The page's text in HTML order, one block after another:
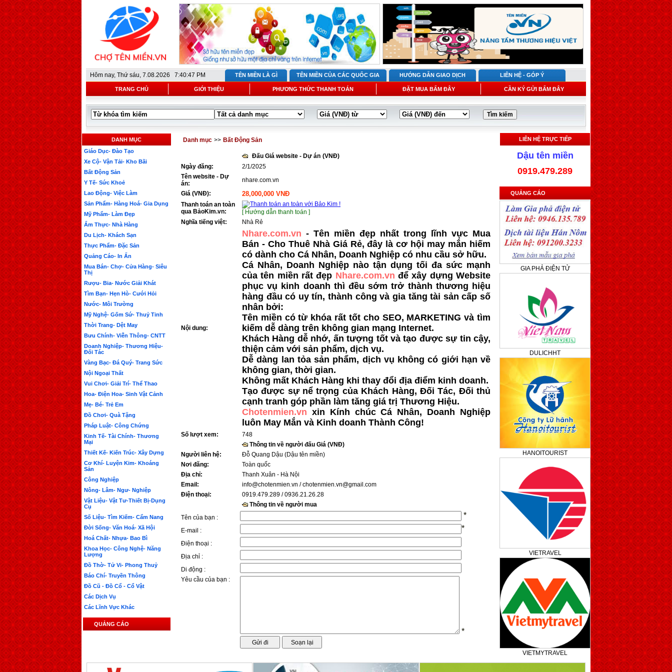
Hôm nay, Thứ sáu, 7.08.2026 7:40:47 PM TÊN MIỀN LÀ GÌ TÊN MIỀN CỦA CÁC QUỐC GIA HƯỚNG DẪN GIAO DỊCH LIÊN HỆ - GÓP Ý
TRANG CHỦ GIỚI THIỆU PHƯƠNG THỨC THANH TOÁN ĐẶT MUA BẤM ĐÂY CẦN KÝ GỬI BẤM ĐÂY
DANH MỤC
Giáo Dục- Đào Tạo
Xe Cộ- Vận Tải- Kho Bãi
Bất Động Sản
Y Tế- Sức Khoẻ
Lao Động- Việc Làm
Sản Phẩm- Hàng Hoá- Gia Dụng
Mỹ Phẩm- Làm Đẹp
Ẩm Thực- Nhà Hàng
Du Lịch- Khách Sạn
Thực Phẩm- Đặc Sản
Quảng Cáo- In Ấn
Mua Bán- Chợ- Cửa Hàng- Siêu
Thị
Rượu- Bia- Nước Giải Khát
Tìm Bạn- Hẹn Hò- Cưới Hỏi
Nước- Môi Trường
Mỹ Nghệ- Gốm Sứ- Thuỷ Tinh
Thời Trang- Dệt May
Bưu Chính- Viễn Thông- CNTT
Doanh Nghiệp- Thương Hiệu-
Đối Tác
Vàng Bạc- Đá Quý- Trang Sức
Nội Ngoại Thất
Vui Chơi- Giải Trí- Thể Thao
Hoa- Điện Hoa- Sinh Vật Cảnh
Mẹ- Bé- Trẻ Em
Đồ Chơi- Quà Tặng
Pháp Luật- Công Chứng
Kinh Tế- Tài Chính- Thương
Mại
Thiết Kế- Kiến Trúc- Xây Dựng
Cơ Khí- Luyện Kim- Khoáng
Sản
Công Nghiệp
Nông- Lâm- Ngư- Nghiệp
Vật Liệu- Vật Tư-Thiết Bị-Dụng
Cụ
Số Liệu- Tìm Kiếm- Cẩm Nang
Đời Sống- Văn Hoá- Xã Hội
Hoá Chất- Nhựa- Bao Bì
Khoa Học- Công Nghệ- Năng
Lượng
Đồ Thờ- Tử Vi- Phong Thuỷ
Báo Chí- Truyền Thông
Đồ Cũ - Đồ Cổ - Cổ Vật
Các Dịch Vụ
Các Lĩnh Vực Khác
QUẢNG CÁO
Danh mục >> Bất Động Sản
Đấu Giá website - Dự án (VNĐ)
Ngày đăng:
2/1/2025
Tên website - Dự
án:
nhare.com.vn
Giá (VNĐ):
28,000,000 VNĐ
Thanh toán an toàn
qua BảoKim.vn:
[ Hướng dẫn thanh toán ]
Nghĩa tiếng việt:
Nhà Rẻ
Nội dung:
Nhare.com.vn - Tên miền đẹp nhất trong lĩnh vực Mua
Bán - Cho Thuê Nhà Giá Rẻ, đây là cơ hội may mắn hiếm
có dành cho Cá Nhân, Doanh Nghiệp có nhu cầu sở hữu.
Cá Nhân, Doanh Nghiệp nào tận dụng tối đa sức mạnh
của tên miền rất đẹp Nhare.com.vn để xây dựng Website
phục vụ kinh doanh thì đều sớm trở thành thương hiệu
hàng đầu có uy tín, thành công và gia tăng tài sản cấp số
nhân bởi:
Tên miền có từ khóa rất tốt cho SEO, MARKETING và tìm
kiếm dễ dàng trên không gian mạng Internet.
Khách Hàng dễ nhớ, ấn tượng tốt và tạo được sự tin cậy,
thiện cảm với sản phẩm, dịch vụ.
Dễ dàng lan tỏa sản phẩm, dịch vụ không có giới hạn về
không gian, thời gian.
Không mất Khách Hàng khi thay đổi địa điểm kinh doanh.
Tạo được sự nể trọng của Khách Hàng, Đối Tác, Đối thủ
cạnh tranh góp phần làm tăng giá trị Thương Hiệu.
Chotenmien.vn xin Kính chúc Cá Nhân, Doanh Nghiệp
luôn May Mắn và Kinh doanh Thành Công!
Số lượt xem:
748
Thông tin về người đấu Giá (VNĐ)
Người liên hệ:
Đỗ Quang Dậu (Dậu tên miền)
Nơi đăng:
Toàn quốc
Địa chỉ:
Thanh Xuân - Hà Nội
Email:
info@chotenmien.vn / chotenmien.vn@gmail.com
Điện thoại:
0919.479.289 / 0936.21.26.28
Thông tin về người mua
Tên của bạn :
*
E-mail : *
Điện thoại :
Địa chỉ :
Di động :
Yêu cầu của bạn :
*
LIÊN HỆ TRỰC TIẾP
Dậu tên miền
0919.479.289
QUẢNG CÁO
GIA PHẢ ĐIỆN TỬ
DULICHHT
HANOITOURIST
VIETRAVEL
VIETMYTRAVEL